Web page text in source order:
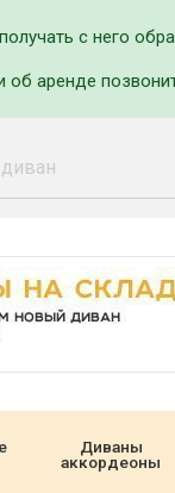
с него
аренде
Диваны
аккордеоны